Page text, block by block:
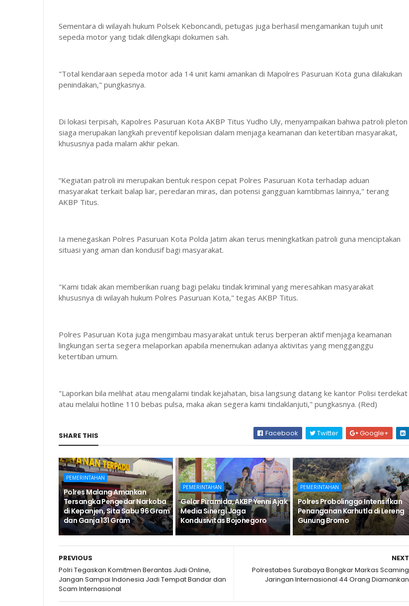
Sementara di wilayah hukum Polsek Keboncandi, petugas juga berhasil mengamankan tujuh unit
sepeda motor yang tidak dilengkapi dokumen sah.
"Total kendaraan sepeda motor ada 14 unit kami amankan di Mapolres Pasuruan Kota guna dilakukan
penindakan," pungkasnya.
Di lokasi terpisah, Kapolres Pasuruan Kota AKBP Titus Yudho Uly, menyampaikan bahwa patroli pleton
siaga merupakan langkah preventif kepolisian dalam menjaga keamanan dan ketertiban masyarakat,
khususnya pada malam akhir pekan.
“Kegiatan patroli ini merupakan bentuk respon cepat Polres Pasuruan Kota terhadap aduan
masyarakat terkait balap liar, peredaran miras, dan potensi gangguan kamtibmas lainnya," terang
AKBP Titus.
Ia menegaskan Polres Pasuruan Kota Polda Jatim akan terus meningkatkan patroli guna menciptakan
situasi yang aman dan kondusif bagi masyarakat.
"Kami tidak akan memberikan ruang bagi pelaku tindak kriminal yang meresahkan masyarakat
khususnya di wilayah hukum Polres Pasuruan Kota," tegas AKBP Titus.
Polres Pasuruan Kota juga mengimbau masyarakat untuk terus berperan aktif menjaga keamanan
lingkungan serta segera melaporkan apabila menemukan adanya aktivitas yang mengganggu
ketertiban umum.
"Laporkan bila melihat atau mengalami tindak kejahatan, bisa langsung datang ke kantor Polisi terdekat
atau melalui hotline 110 bebas pulsa, maka akan segera kami tindaklanjuti," pungkasnya. (Red)
SHARE THIS Facebook Twitter Google+
PEMERINTAHAN
Polres Malang Amankan
Tersangka Pengedar Narkoba
di Kepanjen, Sita Sabu 96 Gram
dan Ganja 131 Gram
PEMERINTAHAN
Gelar Piramida, AKBP Yenni Ajak
Media Sinergi Jaga
Kondusivitas Bojonegoro
PEMERINTAHAN
Polres Probolinggo Intensifkan
Penanganan Karhutla di Lereng
Gunung Bromo
NEXT
Polrestabes Surabaya Bongkar Markas Scaming
Jaringan Internasional 44 Orang Diamankan
PREVIOUS
Polri Tegaskan Komitmen Berantas Judi Online,
Jangan Sampai Indonesia Jadi Tempat Bandar dan
Scam Internasional